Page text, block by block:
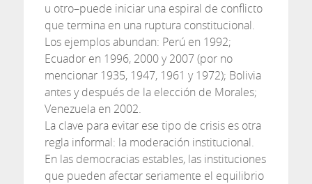
u otro–puede iniciar una espiral de conflicto
que termina en una ruptura constitucional.
Los ejemplos abundan: Perú en 1992;
Ecuador en 1996, 2000 y 2007 (por no
mencionar 1935, 1947, 1961 y 1972); Bolivia
antes y después de la elección de Morales;
Venezuela en 2002.
La clave para evitar ese tipo de crisis es otra
regla informal: la moderación institucional.
En las democracias estables, las instituciones
que pueden afectar seriamente el equilibrio